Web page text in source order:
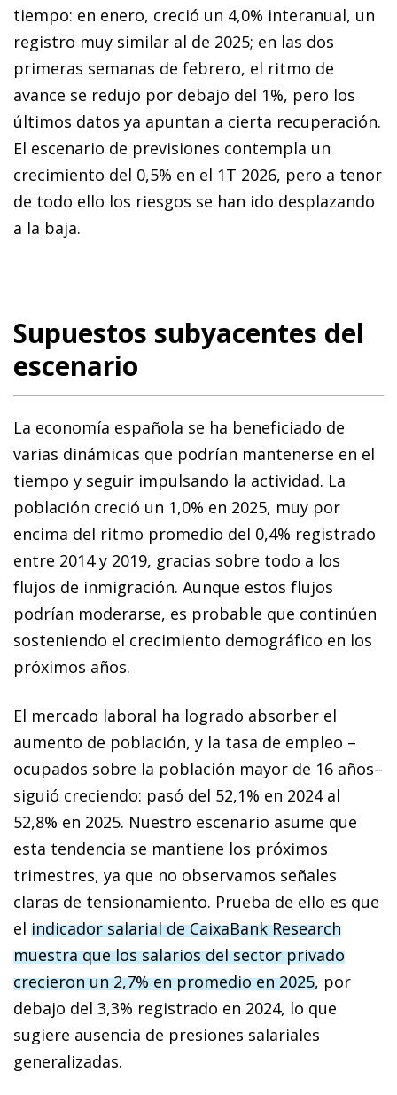
tiempo: en enero, creció un 4,0% interanual, un
registro muy similar al de 2025; en las dos
primeras semanas de febrero, el ritmo de
avance se redujo por debajo del 1%, pero los
últimos datos ya apuntan a cierta recuperación.
El escenario de previsiones contempla un
crecimiento del 0,5% en el 1T 2026, pero a tenor
de todo ello los riesgos se han ido desplazando
a la baja.
Supuestos subyacentes del
escenario
La economía española se ha beneficiado de
varias dinámicas que podrían mantenerse en el
tiempo y seguir impulsando la actividad. La
población creció un 1,0% en 2025, muy por
encima del ritmo promedio del 0,4% registrado
entre 2014 y 2019, gracias sobre todo a los
flujos de inmigración. Aunque estos flujos
podrían moderarse, es probable que continúen
sosteniendo el crecimiento demográfico en los
próximos años.
El mercado laboral ha logrado absorber el
aumento de población, y la tasa de empleo –
ocupados sobre la población mayor de 16 años–
siguió creciendo: pasó del 52,1% en 2024 al
52,8% en 2025. Nuestro escenario asume que
esta tendencia se mantiene los próximos
trimestres, ya que no observamos señales
claras de tensionamiento. Prueba de ello es que
el indicador salarial de CaixaBank Research
muestraque los salarios del sector privado
crecieron un 2,7% en promedio en 2025, por
debajo del 3,3% registrado en 2024, lo que
sugiere ausencia de presiones salariales
generalizadas.